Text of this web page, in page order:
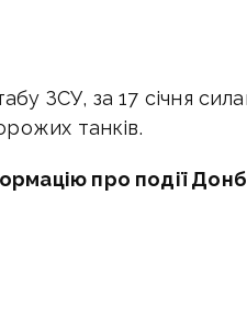
ЗСУ, за 17 січня
танків.
про події